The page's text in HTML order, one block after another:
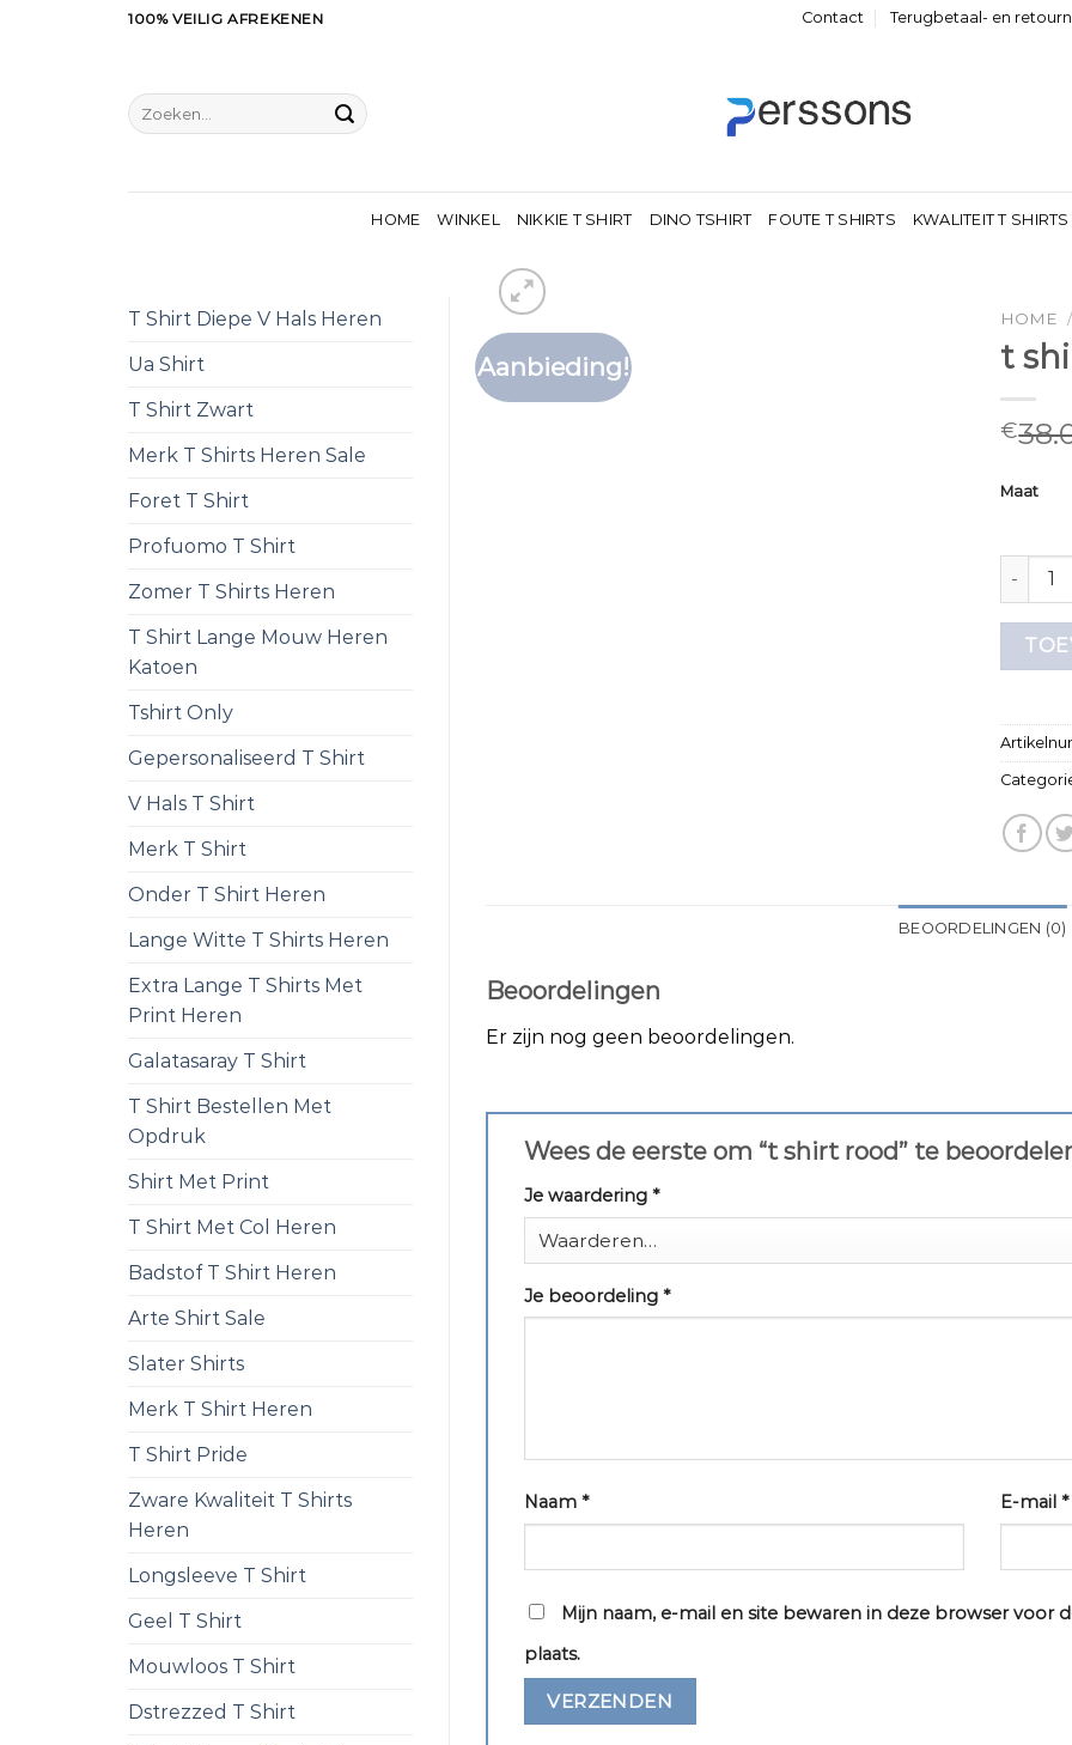
100% VEILIG AFREKENEN Contact Terugbetaal- en
Zoeken
naar:
HOME WINKEL NIKKIE T SHIRT DINO TSHIRT FOUTE T SHIRTS KWALITEIT T SHIRTS
T Shirt Diepe V Hals Heren
Ua Shirt
T Shirt Zwart
Merk T Shirts Heren Sale
Foret T Shirt
Profuomo T Shirt
Zomer T Shirts Heren
T Shirt Lange Mouw Heren
Katoen
Tshirt Only
Gepersonaliseerd T Shirt
V Hals T Shirt
Merk T Shirt
Onder T Shirt Heren
Lange Witte T Shirts Heren
Extra Lange T Shirts Met
Print Heren
Galatasaray T Shirt
T Shirt Bestellen Met
Opdruk
Shirt Met Print
T Shirt Met Col Heren
Badstof T Shirt Heren
Arte Shirt Sale
Slater Shirts
Merk T Shirt Heren
T Shirt Pride
Zware Kwaliteit T Shirts
Heren
Longsleeve T Shirt
Geel T Shirt
Mouwloos T Shirt
Dstrezzed T Shirt
Aanbieding!
HOME
t
€
Maat
t shirt
BEOORDELINGEN (0)
Beoordelingen
Er zijn nog geen beoordelingen.
Wees de eerste om “t shirt rood” te
Je waardering *
Je beoordeling *
Naam * E-mail*
Mijn naam, e-mail en site bewaren in deze browser voor
plaats.